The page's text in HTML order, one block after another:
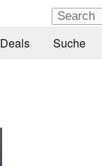
Deals Suche